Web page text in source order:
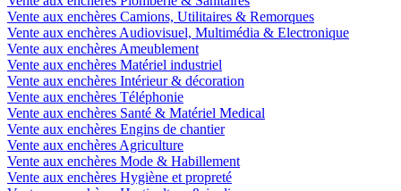
Vente aux enchères Camions, Utilitaires & Remorques
Vente aux enchères Audiovisuel, Multimédia & Electronique
Vente aux enchères Ameublement
Vente aux enchères Matériel industriel
Vente aux enchères Intérieur & décoration
Vente aux enchères Téléphonie
Vente aux enchères Santé & Matériel Medical
Vente aux enchères Engins de chantier
Vente aux enchères Agriculture
Vente aux enchères Mode & Habillement
Vente aux enchères Hygiène et propreté